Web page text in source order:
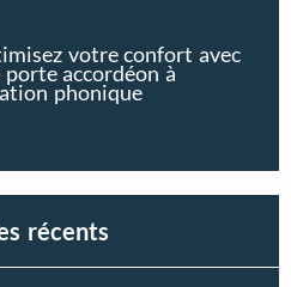
votre confort avec
porte accordéon à
phonique
récents